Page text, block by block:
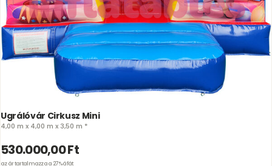
Ugrálóvár Cirkusz Mini
4,00 m x 4,00 m x 3,50 m *
530.000,00Ft
az ár tartalmazza a 27% áfát